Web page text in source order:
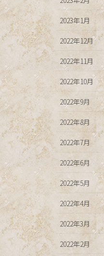
2023年1月
2022年12月
2022年11月
2022年10月
2022年9月
2022年8月
2022年7月
2022年6月
2022年5月
2022年4月
2022年3月
2022年2月